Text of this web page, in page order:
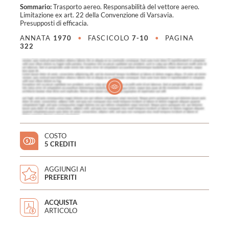
Sommario:Trasporto aereo. Responsabilità del vettore aereo.
Limitazione ex art. 22 della Convenzione di Varsavia.
Presupposti di efficacia.
ANNATA 1970 • FASCICOLO 7-10 •
PAGINA
322
COSTO
5 CREDITI
AGGIUNGI AI
PREFERITI
ACQUISTA
ARTICOLO